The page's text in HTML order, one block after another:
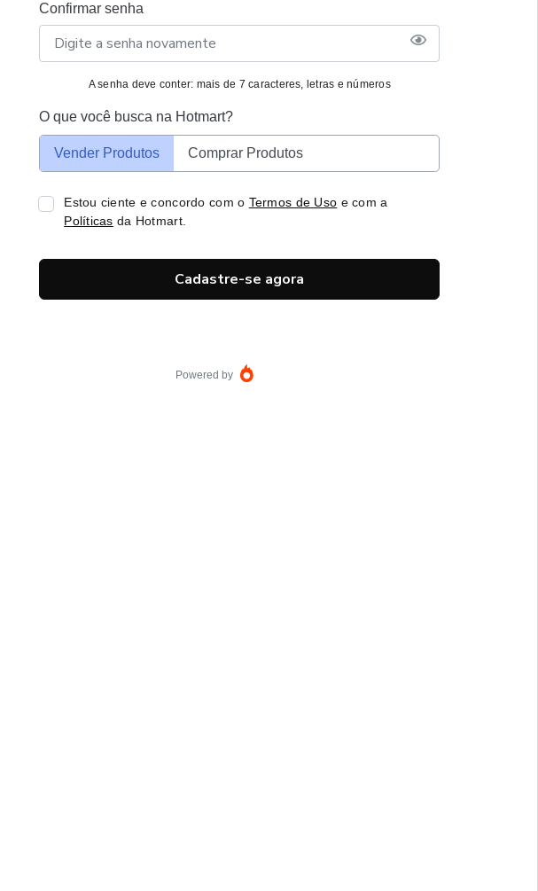
Confirmar senha
A senha deve conter: mais de 7 caracteres, letras e números
O que você busca na Hotmart?
Vender Produtos Comprar Produtos
Estou ciente e concordo com o Termos de Uso e com a
Políticas da Hotmart.
Cadastre-se agora
Powered by